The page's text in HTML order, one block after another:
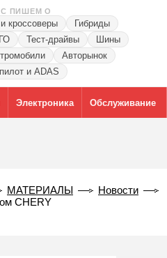
ПИШЕМ О
кроссоверы
Гибриды
Тест-драйвы
Шины
Авторынок
и ADAS
Электроника Обслуживание
МАТЕРИАЛЫ
Новости
CHERY